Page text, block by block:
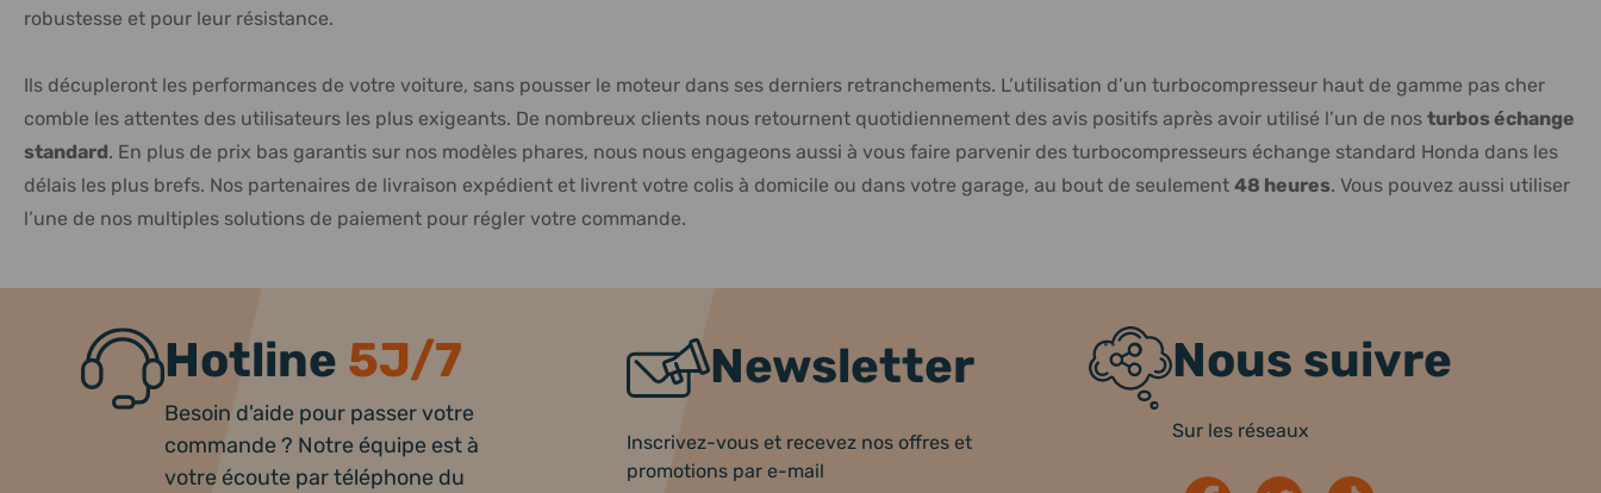
robustesse et pour leur résistance.
Ils décupleront les performances de votre voiture, sans pousser le moteur dans ses derniers retranchements. L’utilisation d’un turbocompresseur haut de gamme pas cher
comble les attentes des utilisateurs les plus exigeants. De nombreux clients nous retournent quotidiennement des avis positifs après avoir utilisé l’un de nos turbos échange
standard. En plus de prix bas garantis sur nos modèles phares, nous nous engageons aussi à vous faire parvenir des turbocompresseurs échange standard Honda dans les
délais les plus brefs. Nos partenaires de livraison expédient et livrent votre colis à domicile ou dans votre garage, au bout de seulement 48 heures. Vous pouvez aussi utiliser
l’une de nos multiples solutions de paiement pour régler votre commande.
Hotline 5J/7
Besoin d'aide pour passer votre
commande ? Notre équipe est à
votre écoute par téléphone du
Newsletter
Inscrivez-vous et recevez nos offres et
promotions par e-mail
Nous suivre
Sur les réseaux